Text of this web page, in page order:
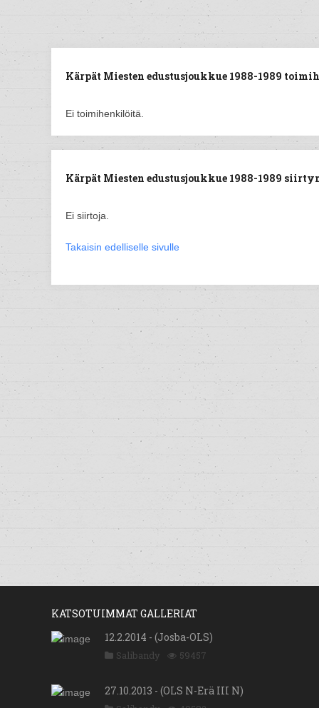
Kärpät Miesten edustusjoukkue 1988-1989
Ei toimihenkilöitä.
Kärpät Miesten edustusjoukkue 1988-1989
Ei siirtoja.
Takaisin edelliselle sivulle
KATSOTUIMMAT GALLERIAT
12.2.2014 - (Josba-OLS)
Salibandy 59457
27.10.2013 - (OLS N-Erä III N)